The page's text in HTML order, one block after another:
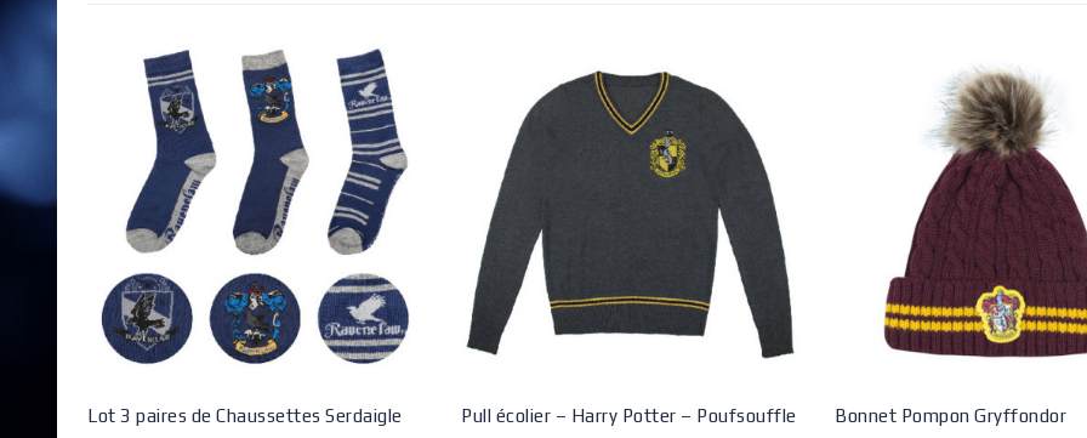
Lot 3 paires de Chaussettes Serdaigle
Pull écolier – Harry Potter – Poufsouffle
Bonnet Pompon Gryffondor